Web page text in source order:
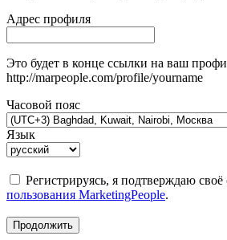
Адрес профиля
Это будет в конце ссылки на ваш
http://marpeople.com/profile/yourname
Часовой пояс
Язык
Регистрируясь, я подтверждаю своё
пользования MarketingPeople.
Продолжить